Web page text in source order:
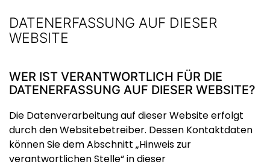
DATENERFASSUNG AUF DIESER
WEBSITE
WER IST VERANTWORTLICH FÜR DIE
DATENERFASSUNG AUF DIESER WEBSITE?
Die Datenverarbeitung auf dieser Website erfolgt
durch den Websitebetreiber. Dessen Kontaktdaten
können Sie dem Abschnitt „Hinweis zur
verantwortlichen Stelle“ in dieser